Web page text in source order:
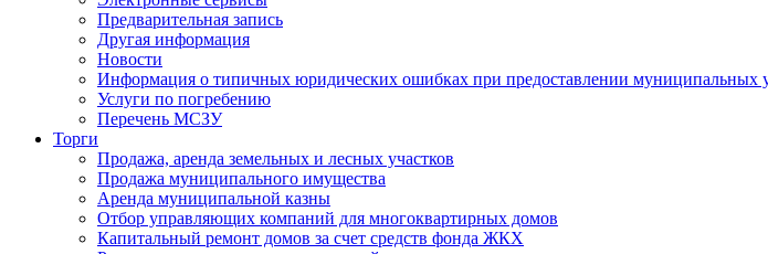
Предварительная запись
Другая информация
Новости
Информация о типичных юридических ошибках при предоставлении муниципальных
Услуги по погребению
Перечень МСЗУ
Торги
Продажа, аренда земельных и лесных участков
Продажа муниципального имущества
Аренда муниципальной казны
Отбор управляющих компаний для многоквартирных домов
Капитальный ремонт домов за счет средств фонда ЖКХ